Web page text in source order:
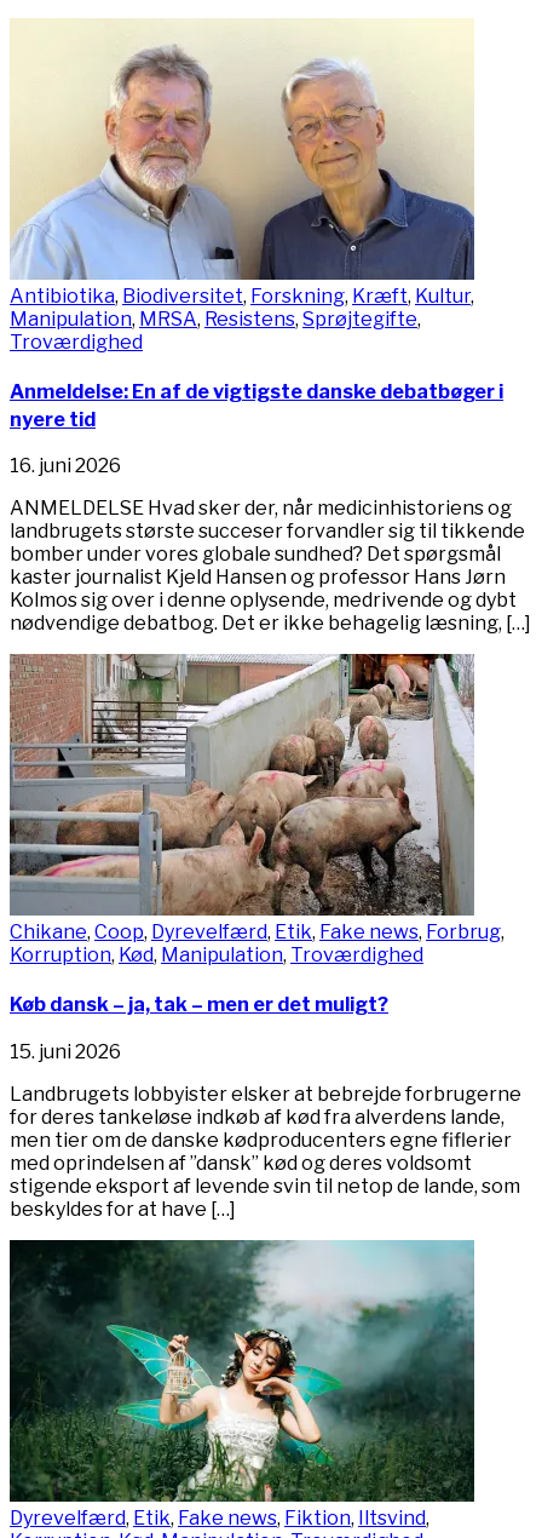
Antibiotika, Biodiversitet, Forskning, Kræft, Kultur,
Manipulation, MRSA, Resistens, Sprøjtegifte,
Troværdighed
Anmeldelse: En af de vigtigste danske debatbøger i
nyere tid
16. juni 2026
ANMELDELSE Hvad sker der, når medicinhistoriens og
landbrugets største succeser forvandler sig til tikkende
bomber under vores globale sundhed? Det spørgsmål
kaster journalist Kjeld Hansen og professor Hans Jørn
Kolmos sig over i denne oplysende, medrivende og dybt
nødvendige debatbog. Det er ikke behagelig læsning, […]
Chikane, Coop, Dyrevelfærd, Etik, Fake news, Forbrug,
Korruption, Kød, Manipulation, Troværdighed
Køb dansk – ja, tak – men er det muligt?
15. juni 2026
Landbrugets lobbyister elsker at bebrejde forbrugerne
for deres tankeløse indkøb af kød fra alverdens lande,
men tier om de danske kødproducenters egne fiflerier
med oprindelsen af ”dansk” kød og deres voldsomt
stigende eksport af levende svin til netop de lande, som
beskyldes for at have […]
Dyrevelfærd, Etik, Fake news, Fiktion, Iltsvind,